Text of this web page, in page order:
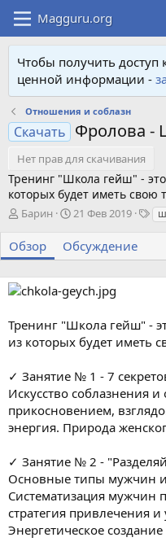
Чтобы получить доступ
ценной информации -
Отношения и соблазн
Скачать Фролова -
Нет прав для скачивания
Тренинг "Школа гейш" -
которых будет иметь свою
А
т
о
Барин
Д
т
а
о
з
а
н
я
21 Фев 2019
Т
и
Обзор Обсуждение
Тренинг "Школа гейш" -
из которых будет иметь
✓ Занятие № 1 - 7
Искусство соблазнения
прикосновением,
энергия. Природа
✓ Занятие № 2 -
Основные типы мужчин
Систематизация мужчин
стратегия привлечения
Энергетическое